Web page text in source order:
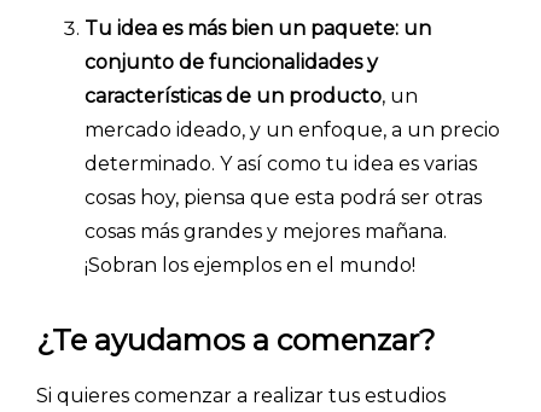
Explorar categorías:
- Consejos para tu encuesta
- Encuesta.com
Tu idea es más bien un paquete: un
conjunto de funcionalidades y
características de un producto, un
mercado ideado, y un enfoque, a un precio
determinado. Y así como tu idea es varias
cosas hoy, piensa que esta podrá ser otras
cosas más grandes y mejores mañana.
¡Sobran los ejemplos en el mundo!
¿Te ayudamos a comenzar?
Si quieres comenzar a realizar tus estudios